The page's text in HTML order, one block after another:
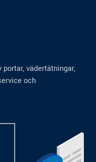
vädertätningar,
och